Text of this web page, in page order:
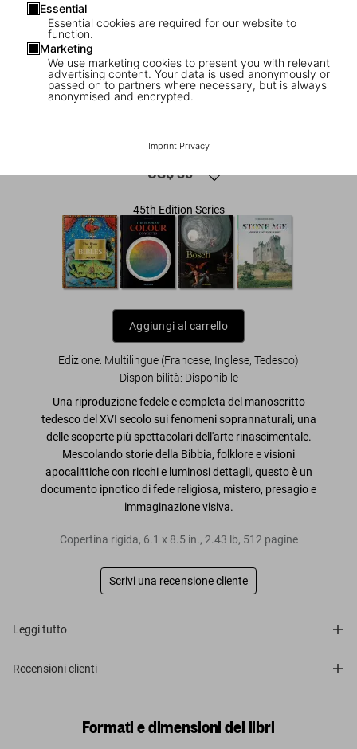
Essential
Essential cookies are required for our website to
function.
Marketing
We use marketing cookies to present you with relevant
advertising content. Your data is used anonymously or
passed on to partners where necessary, but is always
anonymised and encrypted.
Imprint| Privacy
1/10
The Book of Miracles. 45th Ed.
US$ 30
45th Edition Series
Aggiungi al carrello
Edizione: Multilingue (Francese, Inglese, Tedesco)
Disponibilità: Disponibile
Una riproduzione fedele e completa del manoscritto
tedesco del XVI secolo sui fenomeni soprannaturali, una
delle scoperte più spettacolari dell'arte rinascimentale.
Mescolando storie della Bibbia, folklore e visioni
apocalittiche con ricchi e luminosi dettagli, questo è un
documento ipnotico difede religiosa, mistero, presagio e
immaginazione visiva.
Copertina rigida, 6.1 x 8.5 in., 2.43 lb, 512 pagine
Scrivi una recensione cliente
Leggi tutto
Recensioni clienti
Formati e dimensioni dei libri